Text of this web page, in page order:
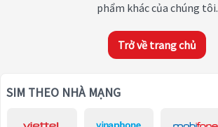
phẩm khác của chúng tôi.
Trở về trang chủ
SIM THEO NHÀ MẠNG